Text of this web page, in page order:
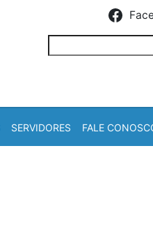
SERVIDORES FALE